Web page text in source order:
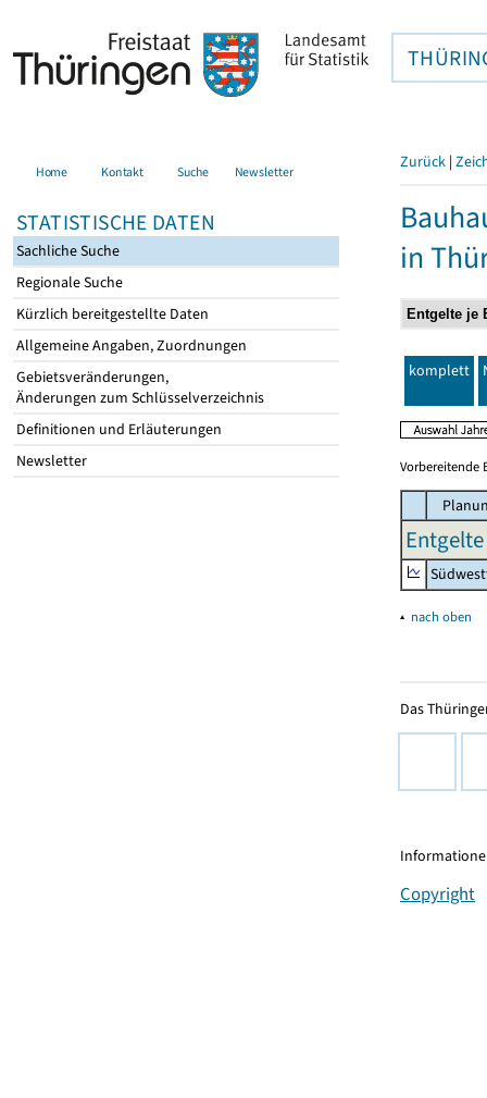
Home Kontakt Suche Newsletter
STATISTISCHE DATEN
Sachliche Suche
Regionale Suche
Kürzlich bereitgestellte Daten
Allgemeine Angaben, Zuordnungen
Gebietsveränderungen,
Änderungen zum Schlüsselverzeichnis
Definitionen und Erläuterungen
Newsletter
Zurück |
in
komplett
Vorbereitende
▴ nach oben
Das
Copyright